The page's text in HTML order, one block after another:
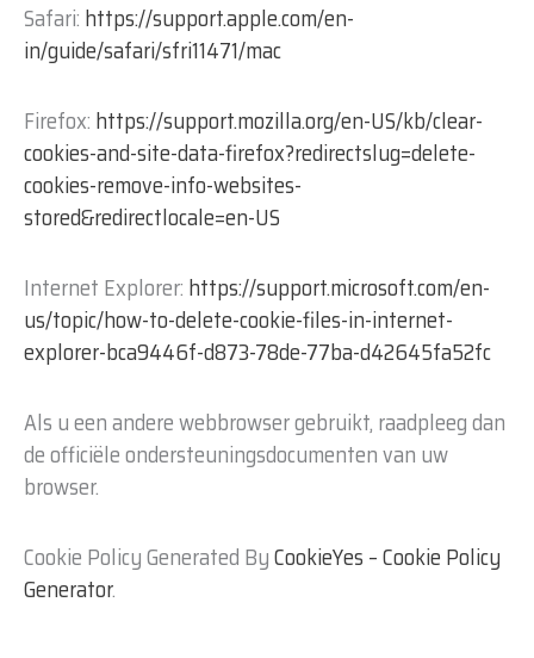
Safari: https://support.apple.com/en-
in/guide/safari/sfri11471/mac
Firefox: https://support.mozilla.org/en-US/kb/clear-
cookies-and-site-data-firefox?redirectslug=delete-
cookies-remove-info-websites-
stored&redirectlocale=en-US
Internet Explorer: https://support.microsoft.com/en-
us/topic/how-to-delete-cookie-files-in-internet-
explorer-bca9446f-d873-78de-77ba-d42645fa52fc
Als u een andere webbrowser gebruikt, raadpleeg dan
de officiële ondersteuningsdocumenten van uw
browser.
Cookie Policy Generated ByCookieYes – Cookie Policy
Generator.